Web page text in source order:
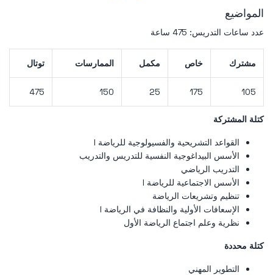
المواضيع
عدد ساعات التدريس: 475 ساعة
مشترك خاص مكمل الممارسات توتال
105
175
25
150
475
كتلة المشتركة
القواعد التشريحية والفسيولوجية للرياضة I
الأسس البيداغوجية النفسية للتدريس والتدريب
التدريب الرياضي
الأسس الاجتماعية للرياضة I
تنظيم وتشريعات الرياضة
الإسعافات الأولية والنظافة في الرياضة I
نظرية وعلم اجتماع الرياضة الأول
كتلة محددة
التطوير المهني